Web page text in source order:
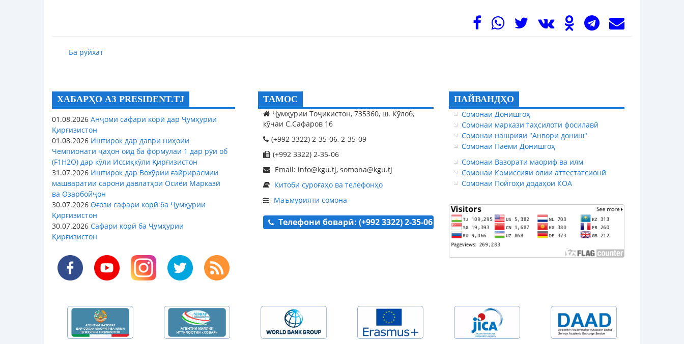
Ба рӯйхат
ХАБАРҲО АЗ PRESIDENT.TJ
01.08.2026 Анҷоми сафари корӣ дар Ҷумҳурии
Қирғизистон
01.08.2026 Иштирок дар даври ниҳоии
Чемпионати ҷаҳон оид ба формулаи 1 дар рӯи об
(F1H2O) дар кӯли Иссиқкӯли Қирғизистон
31.07.2026 Иштирок дар Вохӯрии ғайрирасмии
машваратии сарони давлатҳои Осиёи Марказӣ
ва Озарбойҷон
30.07.2026 Оғози сафари корӣ ба Ҷумҳурии
Қирғизистон
30.07.2026 Сафари корӣ ба Ҷумҳурии
Қирғизистон
ТАМОС
Ҷумҳурии Тоҷикистон, 735360, ш. Кӯлоб,
кӯчаи С.Сафаров 16
(+992 3322) 2-35-06, 2-35-09
(+992 3322) 2-35-06
Email: info@kgu.tj, somona@kgu.tj
Китоби суроғаҳо ва телефонҳо
Маъмурияти сомона
Телефони боварӣ: (+992 3322) 2-35-06
ПАЙВАНДҲО
Сомонаи Донишгоҳ
Сомонаи маркази таҳсилоти фосилавӣ
Сомонаи нашрияи "Анвори дониш"
Сомонаи Паёми Донишгоҳ
Сомонаи Вазорати маориф ва илм
Сомонаи Комиссияи олии аттестатсионӣ
Сомонаи Пойгоҳи додаҳои КОА